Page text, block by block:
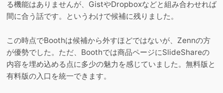
る機能はありませんが、GistやDropboxなどと組み合わせれば
間に合う話です。というわけで候補に残りました。
この時点でBoothは候補から外すほどではないが、Zennの方
が優勢でした。ただ、Boothでは商品ページにSlideShareの
内容を埋め込める点に多少の魅力を感じていました。無料版と
有料版の入口を統一できます。